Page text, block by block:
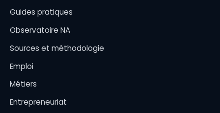
Guides pratiques
Observatoire NA
Sources et méthodologie
Emploi
Métiers
Entrepreneuriat